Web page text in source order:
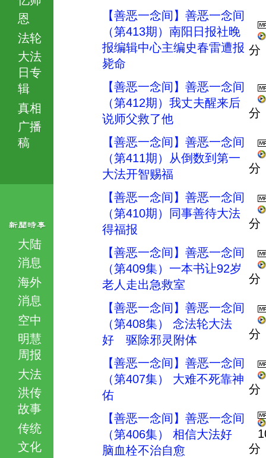
恩
法轮
大法
日专
辑
真相
广播
稿
大陆
消息
海外
消息
空中
明慧
周报
大法
洪传
故事
传统
文化
【善恶一念间】善恶一念间
（第413期）南阳日报社晚
报编辑中心主编史春雷遭报
毙命
分
【善恶一念间】善恶一念间
（第412期）我丈夫醒来后
说师父救了他
分
【善恶一念间】善恶一念间
（第411期）从倒数到第一
大法开智赐福
分
【善恶一念间】善恶一念间
（第410期）同事善待大法
得福报
分
【善恶一念间】善恶一念间
（第409集）一本书让92岁
老人走出急救室
分
【善恶一念间】善恶一念间
（第408集） 念法轮大法
好 驱除邪灵附体
分
【善恶一念间】善恶一念间
（第407集） 大难不死靠神
佑
分
【善恶一念间】善恶一念间
（第406集） 相信大法好
脑血栓不治自愈
分